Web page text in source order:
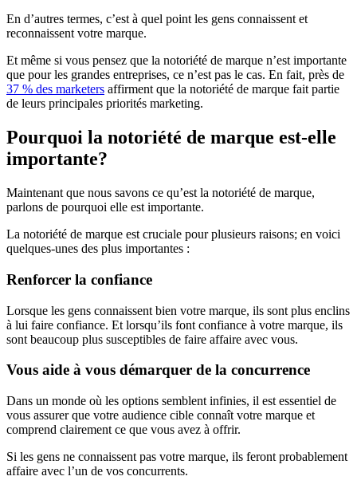
En d’autres termes, c’est à quel point les gens connaissent et
reconnaissent votre marque.
Et même si vous pensez que la notoriété de marque n’est importante
que pour les grandes entreprises, ce n’est pas le cas. En fait, près de
37 % des marketers affirment que la notoriété de marque fait partie
de leurs principales priorités marketing.
Pourquoi la notoriété de marque est-elle
importante?
Maintenant que nous savons ce qu’est la notoriété de marque,
parlons de pourquoi elle est importante.
La notoriété de marque est cruciale pour plusieurs raisons; en voici
quelques-unes des plus importantes :
Renforcer la confiance
Lorsque les gens connaissent bien votre marque, ils sont plus enclins
à lui faire confiance. Et lorsqu’ils font confiance à votre marque, ils
sont beaucoup plus susceptibles de faire affaire avec vous.
Vous aide à vous démarquer de la concurrence
Dans un monde où les options semblent infinies, il est essentiel de
vous assurer que votre audience cible connaît votre marque et
comprend clairement ce que vous avez à offrir.
Si les gens ne connaissent pas votre marque, ils feront probablement
affaire avec l’un de vos concurrents.